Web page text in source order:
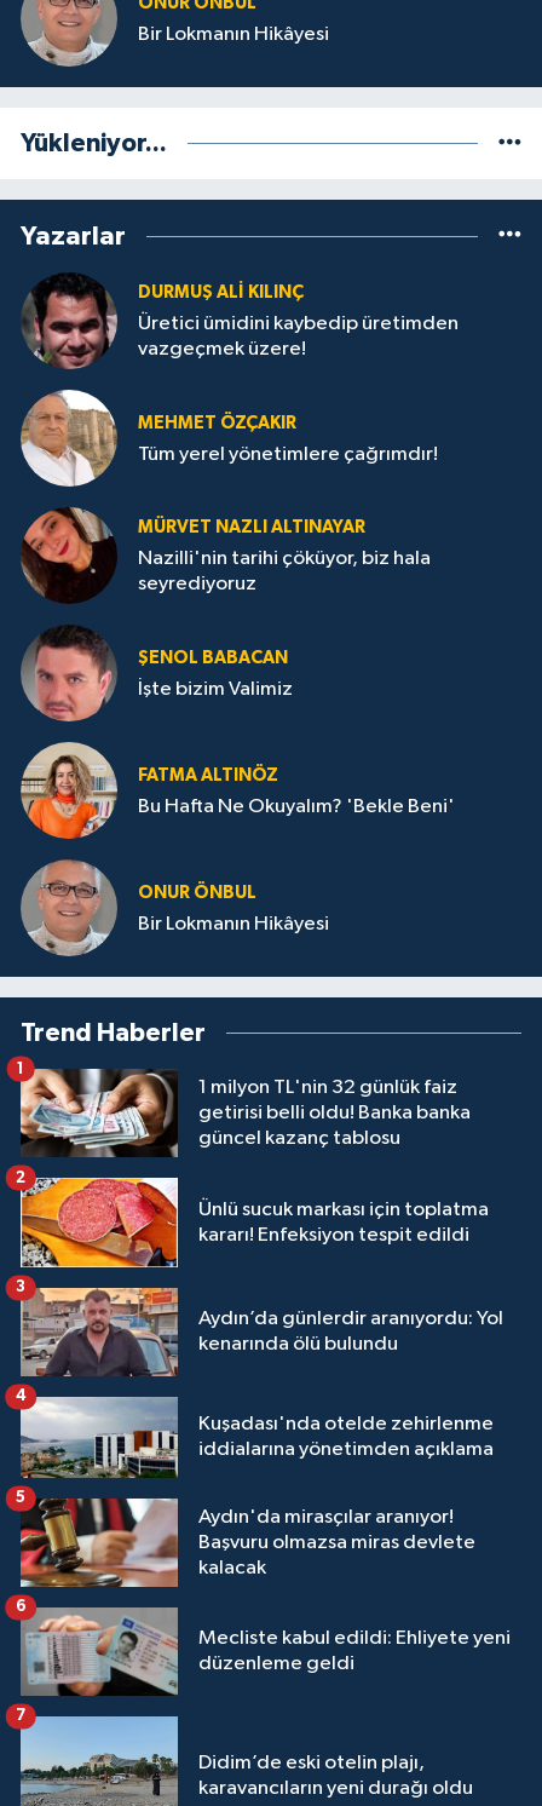
Bir Lokmanın Hikâyesi
Yükleniyor...
Yazarlar
DURMUŞ ALI KILINÇ
Üretici ümidini kaybedip üretimden
vazgeçmek üzere!
MEHMET ÖZÇAKIR
Tüm yerel yönetimlere çağrımdır!
MÜRVET NAZLI ALTINAYAR
Nazilli'nin tarihi çöküyor, biz hala
seyrediyoruz
ŞENOL BABACAN
İşte bizim Valimiz
FATMA ALTINÖZ
Bu Hafta Ne Okuyalım? 'Bekle Beni'
ONUR ÖNBUL
Bir Lokmanın Hikâyesi
Trend Haberler
1 milyon TL'nin 32 günlük faiz
getirisi belli oldu! Banka banka
güncel kazanç tablosu
1
Ünlü sucuk markası için toplatma
kararı! Enfeksiyon tespit edildi
2
Aydın’da günlerdir aranıyordu: Yol
kenarında ölü bulundu
3
Kuşadası'nda otelde zehirlenme
iddialarına yönetimden açıklama
4
Aydın'da mirasçılar aranıyor!
Başvuru olmazsa miras devlete
kalacak
5
Mecliste kabul edildi: Ehliyete yeni
düzenleme geldi
6
Didim’de eski otelin plajı,
karavancıların yeni durağı oldu
7